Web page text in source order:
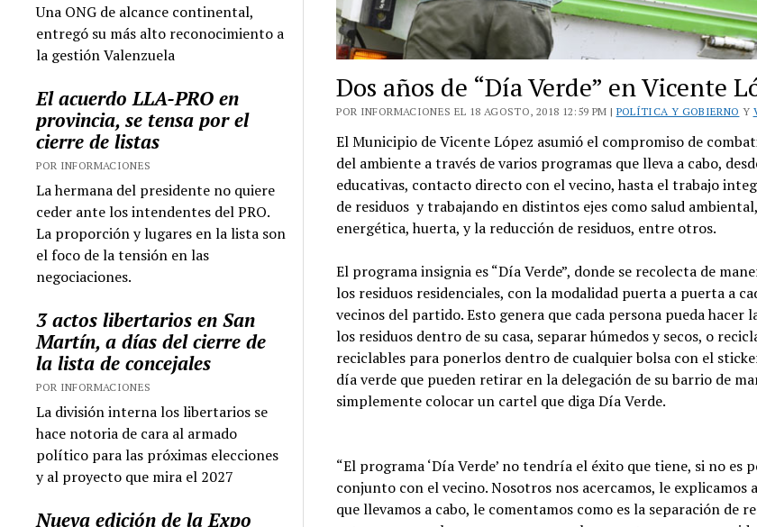
Una ONG de alcance continental,
entregó su más alto reconocimiento a
la gestión Valenzuela
El acuerdo LLA-PRO en
provincia, se tensa por el
cierre de listas
POR INFORMACIONES
La hermana del presidente no quiere
ceder ante los intendentes del PRO.
La proporción y lugares en la lista son
el foco de la tensión en las
negociaciones.
3 actos libertarios en San
Martín, a días del cierre de
la lista de concejales
POR INFORMACIONES
La división interna los libertarios se
hace notoria de cara al armado
político para las próximas elecciones
y al proyecto que mira el 2027
Nueva edición de la Expo
Dos años de “Día Verde” en Vicente
POR INFORMACIONES EL 18 AGOSTO, 2018 12:59 PM | POLÍTICA Y GOBIERNO Y
El Municipio de Vicente López asumió el compromiso de
del ambiente a través de varios programas que lleva a cabo,
educativas, contacto directo con el vecino, hasta el trabajo
de residuos y trabajando en distintos ejes como salud
energética, huerta, y la reducción de residuos, entre otros.
El programa insignia es “Día Verde”, donde se recolecta de
los residuos residenciales, con la modalidad puerta a puerta a
vecinos del partido. Esto genera que cada persona pueda hacer
los residuos dentro de su casa, separar húmedos y secos, o
reciclables para ponerlos dentro de cualquier bolsa con el
día verde que pueden retirar en la delegación de su barrio de
simplemente colocar un cartel que diga Día Verde.
“El programa ‘Día Verde’ no tendría el éxito que tiene, si no es
conjunto con el vecino. Nosotros nos acercamos, le explicamos
que llevamos a cabo, le comentamos como es la separación de